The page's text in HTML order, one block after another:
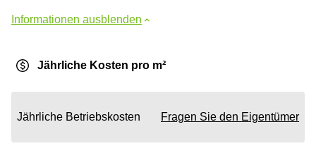
Informationen ausblenden
Jährliche Kosten pro m²
Jährliche Betriebskosten Fragen Sie den Eigentümer